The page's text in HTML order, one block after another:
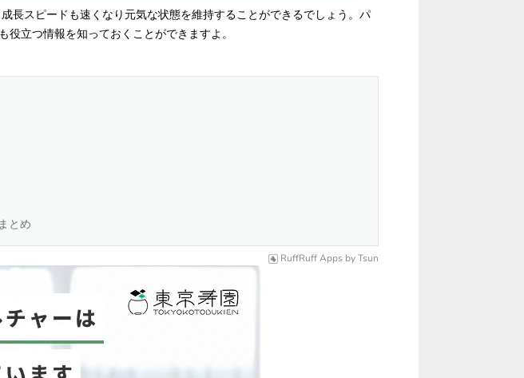
長スピードも速くなり元気な状態を維持することができるでしょう。パ
立つ情報を知っておくことができますよ。
とめ
RuffRuff Apps byTsun